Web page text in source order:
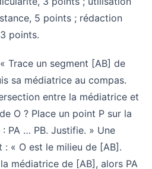
5 points ; rédaction
points.
Trace un segment [AB] de
sa médiatrice au compas.
entre la médiatrice et
O ? Place un point P sur la
PA … PB. Justifie. » Une
: « O est le milieu de [AB].
médiatrice de [AB], alors PA